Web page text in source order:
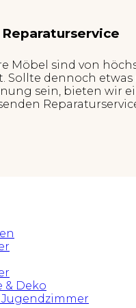
Reparaturservice
Möbel sind von
Sollte dennoch
sein, bieten wir
& Deko